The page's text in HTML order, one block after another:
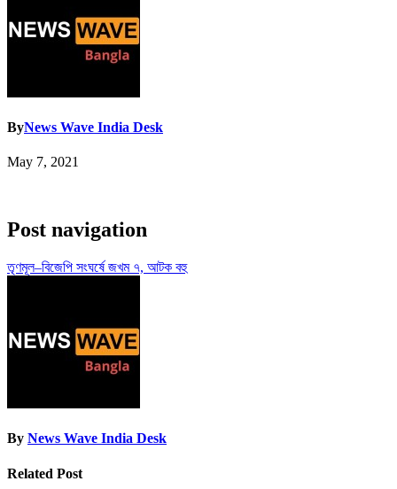
ByNews Wave India Desk
May 7, 2021
Post navigation
তৃণমূল–বিজেপি সংঘর্ষে জখম ৭, আটক বহু
By News Wave India Desk
Related Post